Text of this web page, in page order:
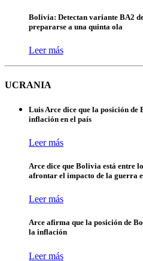
Bolivia: Detectan variante BA2
prepararse a una quinta ola
Leer más
UCRANIA
Luis Arce dice que la posición
inflación en el país
Leer más
Arce dice que Bolivia está entre
afrontar el impacto de la guerra
Leer más
Arce afirma que la posición de
la inflación
Leer más